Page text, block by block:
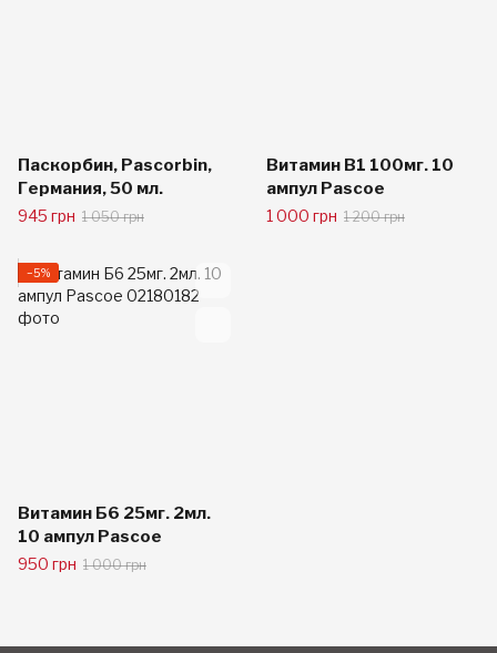
Паскорбин, Pascorbin,
Германия, 50 мл.
945 грн 1 050 грн
Витамин В1 100мг. 10
ампул Pascoe
1 000 грн 1 200 грн
−5%
Витамин Б6 25мг. 2мл.
10 ампул Pascoe
950 грн 1 000 грн